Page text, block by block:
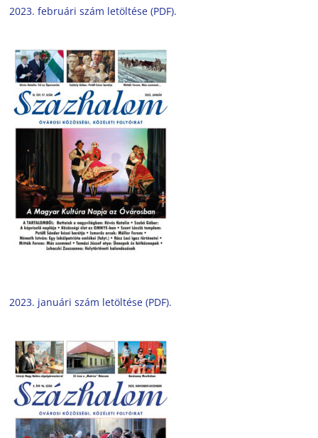
2023. februári szám letöltése (PDF).
2023. januári szám letöltése (PDF).